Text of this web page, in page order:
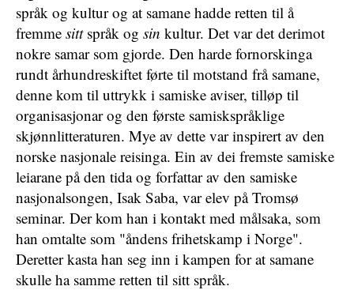
språk og kultur og at samane hadde retten til å
fremme sittspråk og sin kultur. Det var det derimot
nokre samar som gjorde. Den harde fornorskinga
rundt århundreskiftet førte til motstand frå samane,
denne kom til uttrykk i samiske aviser, tilløp til
organisasjonar og den første samiskspråklige
skjønnlitteraturen. Mye av dette var inspirert av den
norske nasjonale reisinga. Ein av dei fremste samiske
leiarane på den tida og forfattar av den samiske
nasjonalsongen, Isak Saba, var elev på Tromsø
seminar. Der kom han i kontakt med målsaka, som
han omtalte som "åndens frihetskamp i Norge".
Deretter kasta han seg inn i kampen for at samane
skulle ha samme retten til sitt språk.